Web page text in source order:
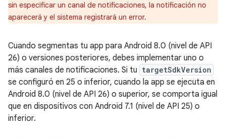
sin especificar un canal de notificaciones, la notificación no
aparecerá y el sistema registrará un error.
Cuando segmentas tu app para Android 8.0 (nivel de API
26) o versiones posteriores, debes implementar uno o
más canales de notificaciones. Si tu targetSdkVersion
se configuró en 25 o inferior, cuando la app se ejecuta en
Android 8.0 (nivel de API 26) o superior, se comporta igual
que en dispositivos con Android 7.1 (nivel de API 25) o
inferior.